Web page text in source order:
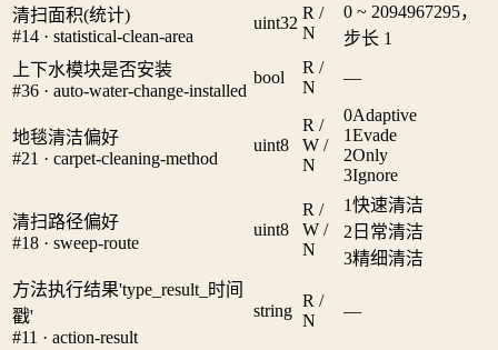
清扫面积(统计)
#14 · statistical-clean-area
uint32
R /
N
0 ~ 2094967295，
步长 1
上下水模块是否安装
#36 · auto-water-change-installed
bool
R /
N
—
地毯清洁偏好
#21 · carpet-cleaning-method
uint8
R /
W /
N
0Adaptive
1Evade
2Only
3Ignore
清扫路径偏好
#18 · sweep-route
uint8
R /
W /
N
1快速清洁
2 日常清洁
3精细清洁
方法执行结果'type_result_时间
戳'
#11 · action-result
string
R /
N
—